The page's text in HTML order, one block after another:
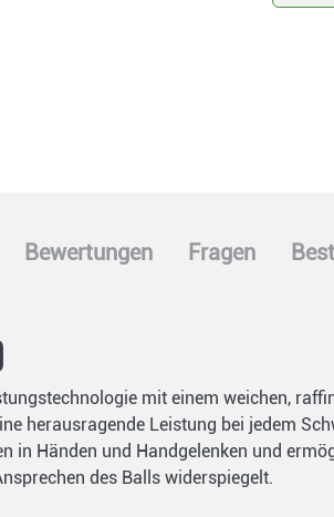
Bewertungen Fragen
mit einem weichen,
herausragende Leistung bei jedem
in Händen und Handgelenken und
des Balls widerspiegelt.